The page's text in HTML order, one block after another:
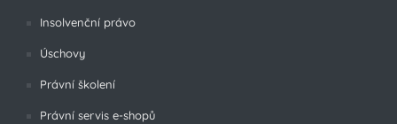
Insolvenční právo
Úschovy
Právní školení
Právní servis e-shopů